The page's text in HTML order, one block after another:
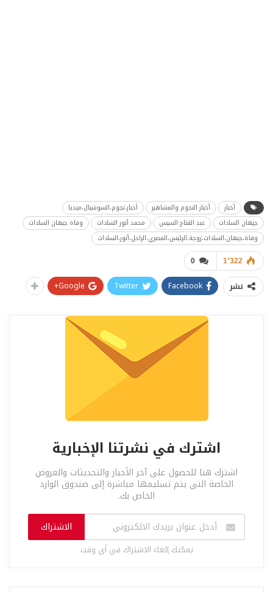
أخبار أخبار النجوم والمشاهير
أخبار،نجوم،السوشيال،ميديا
جيهان السادات
عبد الفتاح السيس محمد أنور السادات
وفاة جيهان السادات
وفاة،جيهان،السادات،زوجة،الرئيس،المصري،الراحل،أنور،السادات
0 1٬322
نشر Facebook
Twitter
Google+
اشترك في نشرتنا الإخبارية
اشترك هنا للحصول على آخر الأخبار والتحديثات والعروض
الخاصة التي يتم تسليمها مباشرة إلى صندوق الوارد
الخاص بك.
الاشتراك
يمكنك إلغاء الاشتراك في أي وقت